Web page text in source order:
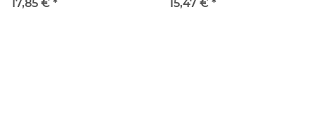
facettées 2x4mm multicolor,
17,85 € *
facettées 2x4mm multicolor,
15,47 € *